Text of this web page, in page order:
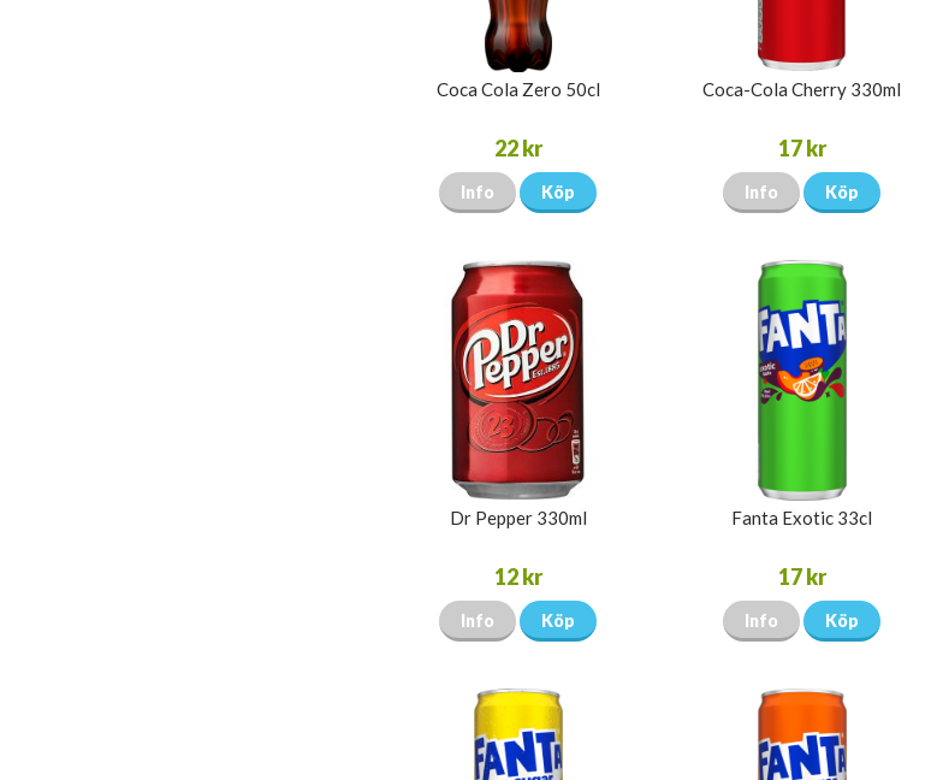
Coca Cola Zero 50cl
22 kr
Info Köp
Coca-Cola Cherry 330ml
17 kr
Info Köp
Dr Pepper 330ml
12 kr
Info Köp
Fanta Exotic 33cl
17 kr
Info Köp